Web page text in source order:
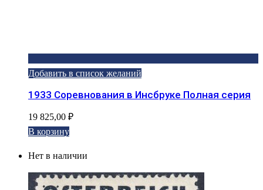
Добавить в список желаний
1933 Соревнования в Инсбруке Полная серия
19 825,00 ₽
В корзину
Нет в наличии